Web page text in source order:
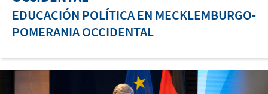
EDUCACIÓN POLÍTICA EN MECKLEMBURGO-
POMERANIA OCCIDENTAL